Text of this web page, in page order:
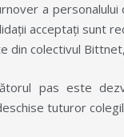
a
acceptați sunt
din colectivul
pas este
tuturor